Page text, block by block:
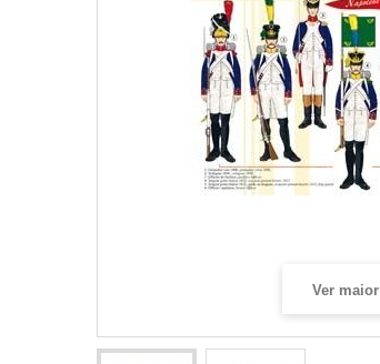
Ver maior